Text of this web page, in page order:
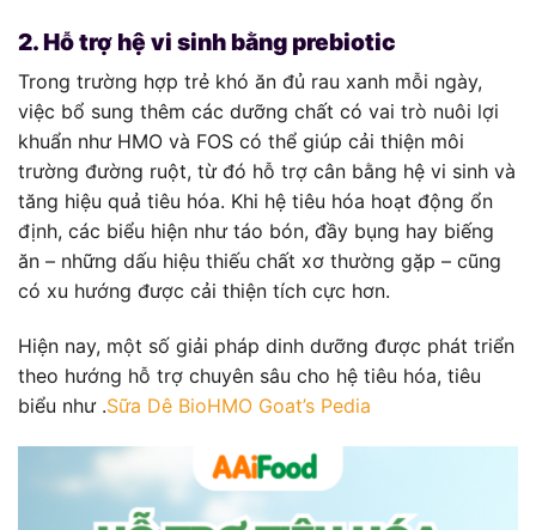
2. Hỗ trợ hệ vi sinh bằng prebiotic
Trong trường hợp trẻ khó ăn đủ rau xanh mỗi ngày,
việc bổ sung thêm các dưỡng chất có vai trò nuôi lợi
khuẩn như HMO và FOS có thể giúp cải thiện môi
trường đường ruột, từ đó hỗ trợ cân bằng hệ vi sinh và
tăng hiệu quả tiêu hóa. Khi hệ tiêu hóa hoạt động ổn
định, các biểu hiện như táo bón, đầy bụng hay biếng
ăn – những dấu hiệu thiếu chất xơ thường gặp – cũng
có xu hướng được cải thiện tích cực hơn.
Hiện nay, một số giải pháp dinh dưỡng được phát triển
theo hướng hỗ trợ chuyên sâu cho hệ tiêu hóa, tiêu
biểu như .Sữa Dê BioHMO Goat’s Pedia